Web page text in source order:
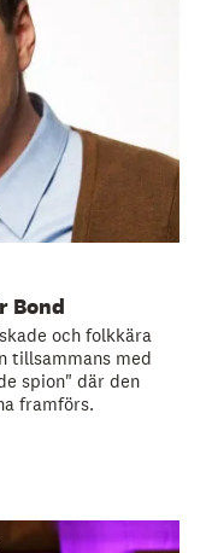
Bond
och folkkära
tillsammans med
spion" där den
framförs.